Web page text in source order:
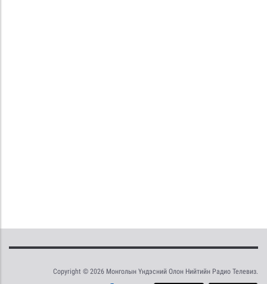
Copyright © 2026 Монголын Үндэсний Олон Нийтийн Радио Телевиз.